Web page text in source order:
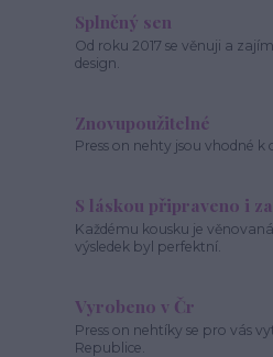
Splněný sen
Od roku 2017 se věnuji a
design.
Znovupoužitelné
Press on nehty jsou vhodné
S láskou připraveno i
Každému kousku je
výsledek byl perfektní.
Vyrobeno v Čr
Press on nehtíky se pro vás
Republice.